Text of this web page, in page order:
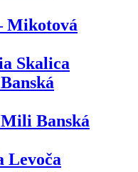
Mikotová
Skalica
Banská
Levoča